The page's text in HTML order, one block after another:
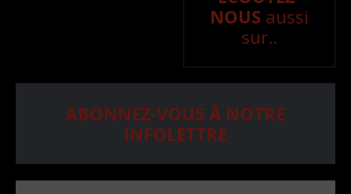
NOUS aussi
sur..
ABONNEZ-VOUS À NOTRE
INFOLETTRE